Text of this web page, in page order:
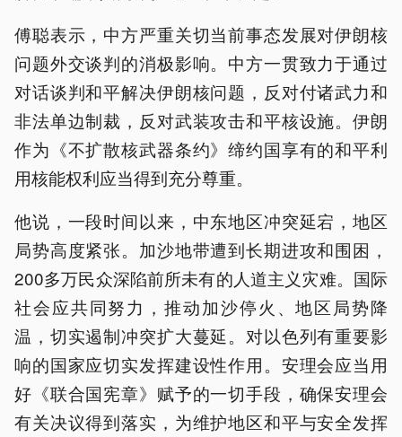
傅聪表示，中方严重关切当前事态发展对伊朗核
问题外交谈判的消极影响。中方一贯致力于通过
对话谈判和平解决伊朗核问题，反对付诸武力和
非法单边制裁，反对武装攻击和平核设施。伊朗
作为《不扩散核武器条约》缔约国享有的和平利
用核能权利应当得到充分尊重。
他说，一段时间以来，中东地区冲突延宕，地区
局势高度紧张。加沙地带遭到长期进攻和围困，
200多万民众深陷前所未有的人道主义灾难。国际
社会应共同努力，推动加沙停火、地区局势降
温，切实遏制冲突扩大蔓延。对以色列有重要影
响的国家应切实发挥建设性作用。安理会应当用
好《联合国宪章》赋予的一切手段，确保安理会
有关决议得到落实，为维护地区和平与安全发挥